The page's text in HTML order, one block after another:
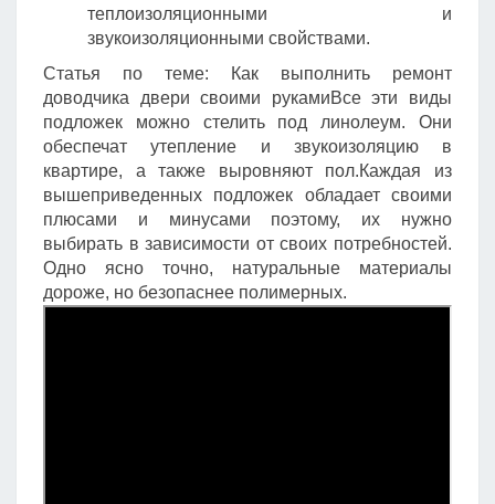
теплоизоляционными и
звукоизоляционными свойствами.
Статья по теме: Как выполнить ремонт
доводчика двери своими рукамиВсе эти виды
подложек можно стелить под линолеум. Они
обеспечат утепление и звукоизоляцию в
квартире, а также выровняют пол.Каждая из
вышеприведенных подложек обладает своими
плюсами и минусами поэтому, их нужно
выбирать в зависимости от своих потребностей.
Одно ясно точно, натуральные материалы
дороже, но безопаснее полимерных.